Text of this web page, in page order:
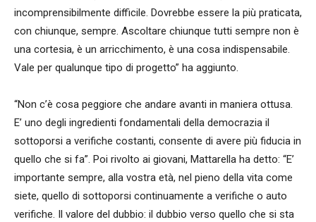
incomprensibilmente difficile. Dovrebbe essere la più praticata,
con chiunque, sempre. Ascoltare chiunque tutti sempre non è
una cortesia, è un arricchimento, è una cosa indispensabile.
Vale per qualunque tipo di progetto” ha aggiunto.
“Non c’è cosa peggiore che andare avanti in maniera ottusa.
E’ uno degli ingredienti fondamentali della democrazia il
sottoporsi a verifiche costanti, consente di avere più fiducia in
quello che si fa”. Poi rivolto ai giovani, Mattarella ha detto: “E’
importante sempre, alla vostra età, nel pieno della vita come
siete, quello di sottoporsi continuamente a verifiche o auto
verifiche. Il valore del dubbio: il dubbio verso quello che si sta